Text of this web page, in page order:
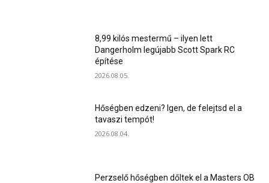
8,99 kilós mestermű – ilyen lett
Dangerholm legújabb Scott Spark RC
építése
2026.08.05.
Hőségben edzeni? Igen, de felejtsd el a
tavaszi tempót!
2026.08.04.
Perzselő hőségben dőltek el a Masters OB